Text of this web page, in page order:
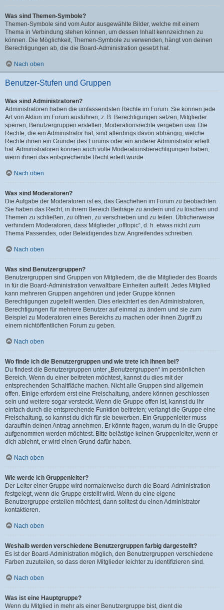
Was sind Themen-Symbole?
Themen-Symbole sind vom Autor ausgewählte Bilder, welche mit einem
Thema in Verbindung stehen können, um dessen Inhalt kennzeichnen zu
können. Die Möglichkeit, Themen-Symbole zu verwenden, hängt von deinen
Berechtigungen ab, die die Board-Administration gesetzt hat.
Nach oben
Benutzer-Stufen und Gruppen
Was sind Administratoren?
Administratoren haben die umfassendsten Rechte im Forum. Sie können jede
Art von Aktion im Forum ausführen; z. B. Berechtigungen setzen, Mitglieder
sperren, Benutzergruppen erstellen, Moderationsrechte vergeben usw. Die
Rechte, die ein Administrator hat, sind allerdings davon abhängig, welche
Rechte ihnen ein Gründer des Forums oder ein anderer Administrator erteilt
hat. Administratoren können auch volle Moderationsberechtigungen haben,
wenn ihnen das entsprechende Recht erteilt wurde.
Nach oben
Was sind Moderatoren?
Die Aufgabe der Moderatoren ist es, das Geschehen im Forum zu beobachten.
Sie haben das Recht, in ihrem Bereich Beiträge zu ändern und zu löschen und
Themen zu schließen, zu öffnen, zu verschieben und zu teilen. Üblicherweise
verhindern Moderatoren, dass Mitglieder „offtopic“, d. h. etwas nicht zum
Thema Passendes, oder Beleidigendes bzw. Angreifendes schreiben.
Nach oben
Was sind Benutzergruppen?
Benutzergruppen sind Gruppen von Mitgliedern, die die Mitglieder des Boards
in für die Board-Administration verwaltbare Einheiten aufteilt. Jedes Mitglied
kann mehreren Gruppen angehören und jeder Gruppe können
Berechtigungen zugeteilt werden. Dies erleichtert es den Administratoren,
Berechtigungen für mehrere Benutzer auf einmal zu ändern und sie zum
Beispiel zu Moderatoren eines Bereichs zu machen oder ihnen Zugriff zu
einem nichtöffentlichen Forum zu geben.
Nach oben
Wo finde ich die Benutzergruppen und wie trete ich ihnen bei?
Du findest die Benutzergruppen unter „Benutzergruppen“ im persönlichen
Bereich. Wenn du einer beitreten möchtest, kannst du dies mit der
entsprechenden Schaltfläche machen. Nicht alle Gruppen sind allgemein
offen. Einige erfordern erst eine Freischaltung, andere können geschlossen
sein und weitere sogar versteckt. Wenn die Gruppe offen ist, kannst du ihr
einfach durch die entsprechende Funktion beitreten; verlangt die Gruppe eine
Freischaltung, so kannst du dich für sie bewerben. Ein Gruppenleiter muss
daraufhin deinen Antrag annehmen. Er könnte fragen, warum du in die Gruppe
aufgenommen werden möchtest. Bitte belästige keinen Gruppenleiter, wenn er
dich ablehnt, er wird einen Grund dafür haben.
Nach oben
Wie werde ich Gruppenleiter?
Der Leiter einer Gruppe wird normalerweise durch die Board-Administration
festgelegt, wenn die Gruppe erstellt wird. Wenn du eine eigene
Benutzergruppe erstellen möchtest, dann solltest du einen Administrator
kontaktieren.
Nach oben
Weshalb werden verschiedene Benutzergruppen farbig dargestellt?
Es ist der Board-Administration möglich, den Benutzergruppen verschiedene
Farben zuzuteilen, so dass deren Mitglieder leichter zu identifizieren sind.
Nach oben
Was ist eine Hauptgruppe?
Wenn du Mitglied in mehr als einer Benutzergruppe bist, dient die